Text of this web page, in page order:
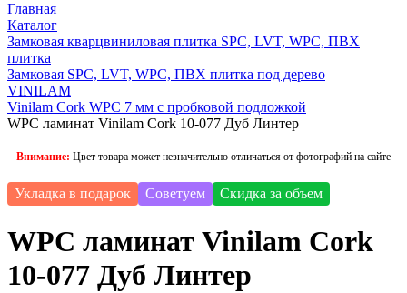
Главная
Каталог
Замковая кварцвиниловая плитка SPC, LVT, WPC, ПВХ
плитка
Замковая SPC, LVT, WPC, ПВХ плитка под дерево
VINILAM
Vinilam Cork WPC 7 мм с пробковой подложкой
WPC ламинат Vinilam Cork 10-077 Дуб Линтер
Внимание: Цвет товара может незначительно отличаться от фотографий на сайте
Укладка в подарок Советуем Скидка за объем
WPC ламинат Vinilam Cork
10-077 Дуб Линтер